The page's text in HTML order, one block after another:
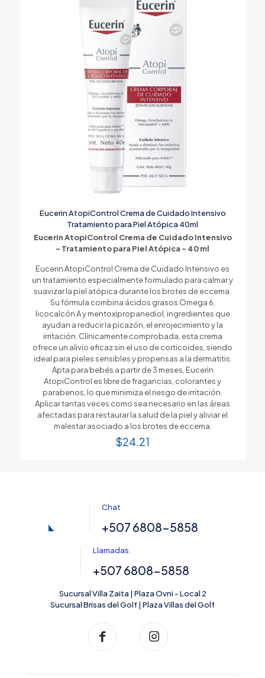
Eucerin AtopiControl Crema de Cuidado Intensivo
Tratamiento para Piel Atópica 40ml
Eucerin AtopiControl Crema de Cuidado Intensivo
– Tratamiento para Piel Atópica – 40 ml
Eucerin AtopiControl Crema de Cuidado Intensivo es
un tratamiento especialmente formulado para calmar y
suavizar la piel atópica durante los brotes de eccema.
Su fórmula combina ácidos grasos Omega 6,
licocalcón A y mentoxipropanediol, ingredientes que
ayudan a reducir la picazón, el enrojecimiento y la
irritación. Clínicamente comprobada, esta crema
ofrece un alivio eficaz sin el uso de corticoides, siendo
ideal para pieles sensibles y propensas a la dermatitis.
Apta para bebés a partir de 3 meses, Eucerin
AtopiControl es libre de fragancias, colorantes y
parabenos, lo que minimiza el riesgo de irritación.
Aplicar tantas veces como sea necesario en las áreas
afectadas para restaurar la salud de la piel y aliviar el
malestar asociado a los brotes de eccema.
$24.21
Chat
+507 6808-5858
Llamadas
+507 6808-5858
Sucursal Villa Zaita | Plaza Ovni - Local 2
Sucursal Brisas del Golf | Plaza Villas del Golf